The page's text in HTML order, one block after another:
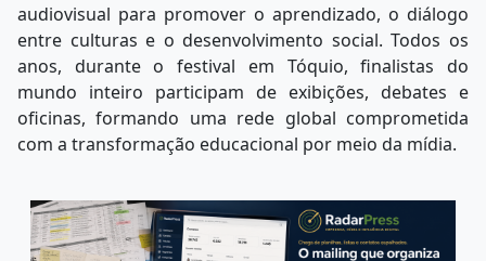
audiovisual para promover o aprendizado, o diálogo
entre culturas e o desenvolvimento social. Todos os
anos, durante o festival em Tóquio, finalistas do
mundo inteiro participam de exibições, debates e
oficinas, formando uma rede global comprometida
com a transformação educacional por meio da mídia.